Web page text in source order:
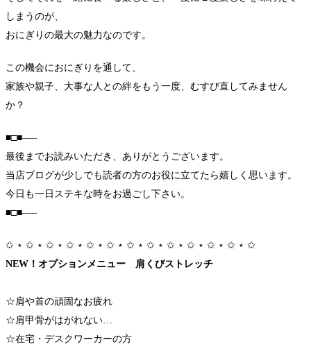
しまうのが、
おにぎりの最大の魅力なのです。
この機会におにぎりを通して、
家族や親子、大事な人との絆をもう一度、むすび直してみません
か？
■□■—–
最後までお読みいただき、ありがとうございます。
当店ブログが少しでも読者の方のお役に立てたら嬉しく思います。
今日も一日ステキな時をお過ごし下さい。
■□■—–
✩ ⋆ ✩ ⋆ ✩ ⋆ ✩ ⋆ ✩ ⋆ ✩ ⋆ ✩ ⋆ ✩ ⋆ ✩ ⋆ ✩ ⋆ ✩ ⋆ ✩ ⋆ ✩
NEW！オプションメニュー 肩くびストレッチ
☆肩や首の頑固 なお疲れ
☆肩甲骨がはがれない…
☆在宅・デスクワーカーの方